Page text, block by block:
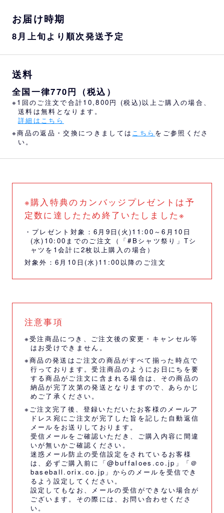
お届け時期
8月上旬より順次発送予定
送料
全国一律770円（税込）
※1回のご注文で合計10,800円 (税込)以上ご購入の場合、
送料は無料となります。
詳細はこちら
※商品の返品・交換につきましては こちら をご参照くださ
い。
※購入特典のカンバッジプレゼントは予
定数に達したため終了いたしました※
・プレゼント対象：6月9日(火)11:00～6月10日
(水)10:00までのご注文（「#Bシャツ祭り」Tシ
ャツを1会計に2枚以上購入の場合）
対象外：6月10日(水)11:00以降のご注文
注意事項
※受注商品につき、ご注文後の変更・キャンセル等
はお受けできません。
※商品の発送はご注文の商品がすべて揃った時点で
行っております。受注商品のようにお日にちを要
する商品がご注文に含まれる場合は、その商品の
納品が完了次第の発送となりますので、あらかじ
めご了承ください。
※ご注文完了後、登録いただいたお客様のメールア
ドレス宛にご注文が完了した旨を記した自動返信
メールをお送りしております。
受信メールをご確認いただき、ご購入内容に間違
いが無いかご確認ください。
迷惑メール防止の受信設定をされているお客様
は、必ずご購入前に「@buffaloes.co.jp」「＠
baseball.orix.co.jp」からのメールを受信でき
るよう設定してください。
設定してもなお、メールの受信ができない場合が
ございます。その際には、 お問い合わせくださ
い。